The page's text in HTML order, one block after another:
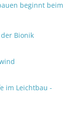
beginnt beim
Bionik
im Leichtbau -